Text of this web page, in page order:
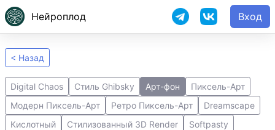
Нейроплод Вход
< Назад
Digital Chaos Стиль Ghibsky Арт-фон
Пиксель-Арт
Модерн Пиксель-Арт
Ретро Пиксель-Арт
Dreamscape
Кислотный
Стилизованный 3D Render
Softpasty